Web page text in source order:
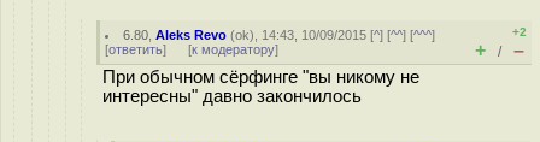
6.80 ,Aleks Revo (ok), 14:43, 10/09/2015 [^] [^^] [^^^]
[ответить] [к модератору]
+2
+ / –
При обычном сёрфинге "вы никому не
интересны" давно закончилось